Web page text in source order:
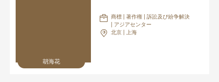
胡海花
商標 | 著作権 | 訴訟及び紛争解決
| アジアセンター
北京 | 上海